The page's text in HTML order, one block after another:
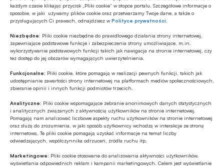
każdym czasie klikając przycisk „Pliki cookie” w stopce portalu. Szczegółowe informacje o
sposobie, w jaki używamy plików cookie oraz przetwarzamy Twoje dane, a także o
przysługujących Ci prawach, odnajdziesz wPolityce prywatności
Niezbędne: Pliki cookie niezbędne do prawidłowego działania strony internetowej,
zapewniające podstawowe funkcje i zabezpieczenia strony umożliwiające, m.in.
wykorzystywanie podstawowych funkcji takich jak nawigacja na stronie internetowej, czy
tez dostęp do jej obszarów wymagających uwierzytelnienia.
Funkcjonalne: Pliki cookie, które pomagają w realizacji pewnych funkcji, takich jak
udostępnianie zawartości strony internetowej na platformach mediów społecznościowych,
zbieranie opinii i innych funkcji podmiotów trzecich.
Analityczne: Pliki cookie wspomagające zebranie anonimowych danych statystycznych
i analitycznych związanych z aktywnością użytkowników na stronie internetowej.
Pomagają nam analizować liczbowe aspekty ruchu użytkowników na stronie internetowej
oraz służą do zrozumienia, w jaki sposób użytkownicy wchodzą w interakcje ze stroną
internetową. Te pliki cookie pomagają uzyskać informacje na temat liczby
odwiedzających, współczynnika odrzuceń, źródła ruchu itp.
Marketingowe: Pliki cookie stosowane do analizowania aktywności użytkowników,
wyświetlania odpowiednich reklam i kampanii marketingowych. Celem jest wyświetlanie
Źródło: NBP
Czytaj także:Nowa srebrna moneta NBP –